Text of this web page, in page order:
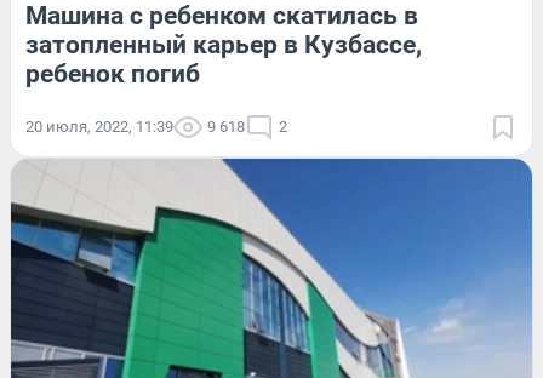
Машина с ребенком скатилась в
затопленный карьер в Кузбассе,
ребенок погиб
20 июля, 2022, 11:39 9 618 2